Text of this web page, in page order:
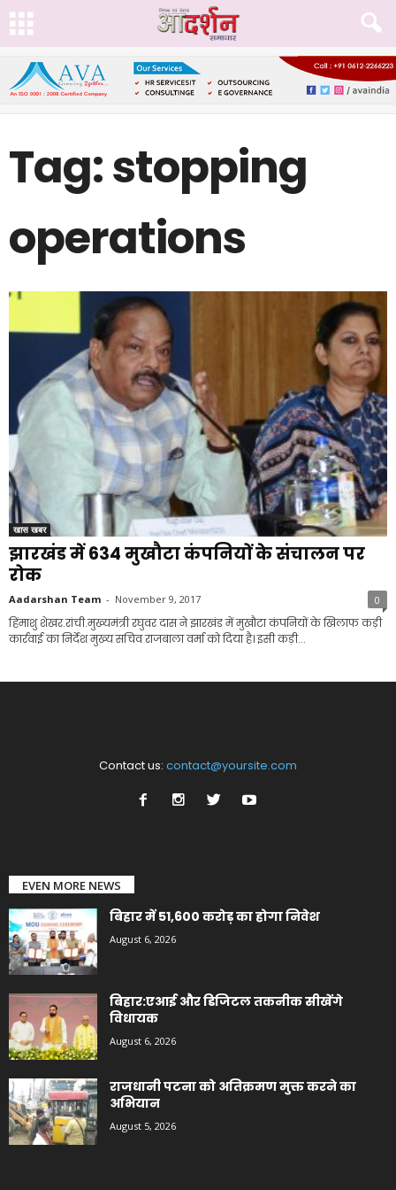
Tag: stopping
operations
खास खबर
झारखंड में 634 मुखौटा कंपनियों के संचालन पर
रोक
Aadarshan Team - November 9, 2017 0
हिंमाशु शेखर.रांची.मुख्यमंत्री रघुवर दास ने झारखंड में मुखौटा कंपनियों के खिलाफ कड़ी
कार्रवाई का निर्देश मुख्य सचिव राजबाला वर्मा को दिया है। इसी कड़ी...
Contact us: contact@yoursite.com
EVEN MORE NEWS
बिहार में 51,600 करोड़ का होगा निवेश
August 6, 2026
बिहार:एआई और डिजिटल तकनीक सीखेंगे
विधायक
August 6, 2026
राजधानी पटना को अतिक्रमण मुक्त करने का
अभियान
August 5, 2026